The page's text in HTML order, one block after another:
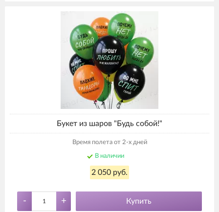
Букет из шаров "Будь собой!"
Время полета от 2-х дней
В наличии
2 050 руб.
- + Купить